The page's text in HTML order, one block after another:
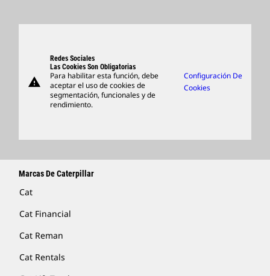
Support
Artículos
Encontrar Un Distribuidor
warning
Redes Sociales
Las Cookies Son Obligatorias
Para habilitar esta función, debe
aceptar el uso de cookies de
segmentación, funcionales y de
rendimiento.
Configuración De
Cookies
Marcas De Caterpillar
Cat
Cat Financial
Cat Reman
Cat Rentals